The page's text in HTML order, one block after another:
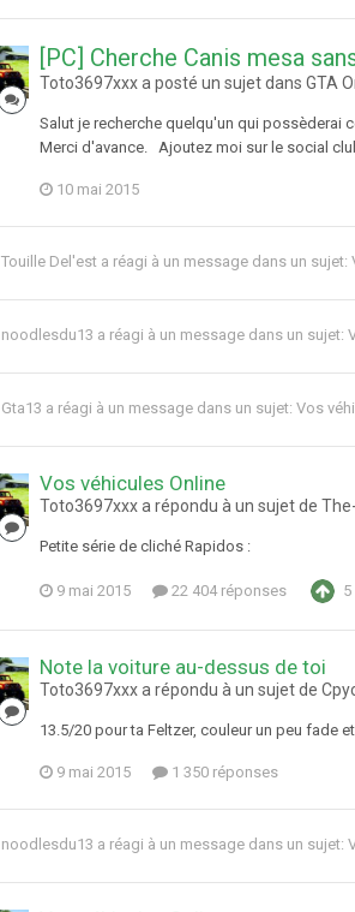
[PC] Cherche Canis mesa
Toto3697xxx a posté un sujet dans GTA
Salut je recherche quelqu'un qui possèderai
Merci d'avance. Ajoutez moi sur le social
10 mai 2015
Touille Del'est a réagi à un message dans un sujet:
noodlesdu13 a réagi à un message dans un sujet:
Gta13 a réagi à un message dans un sujet: Vos
Vos véhicules Online
Toto3697xxx a répondu à un sujet de
Petite série de cliché Rapidos :
9 mai 2015 22 404 réponses 5
Note la voiture au-dessus de toi
Toto3697xxx a répondu à un sujet de
13.5/20 pour ta Feltzer, couleur un peu fade
9 mai 2015 1 350 réponses
noodlesdu13 a réagi à un message dans un sujet: